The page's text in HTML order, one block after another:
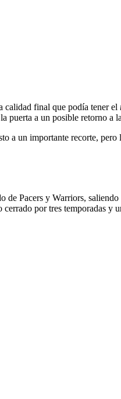
calidad final que podía tener el
puerta a un posible retorno a
a un importante recorte,
de Pacers y Warriors,
por tres temporadas y